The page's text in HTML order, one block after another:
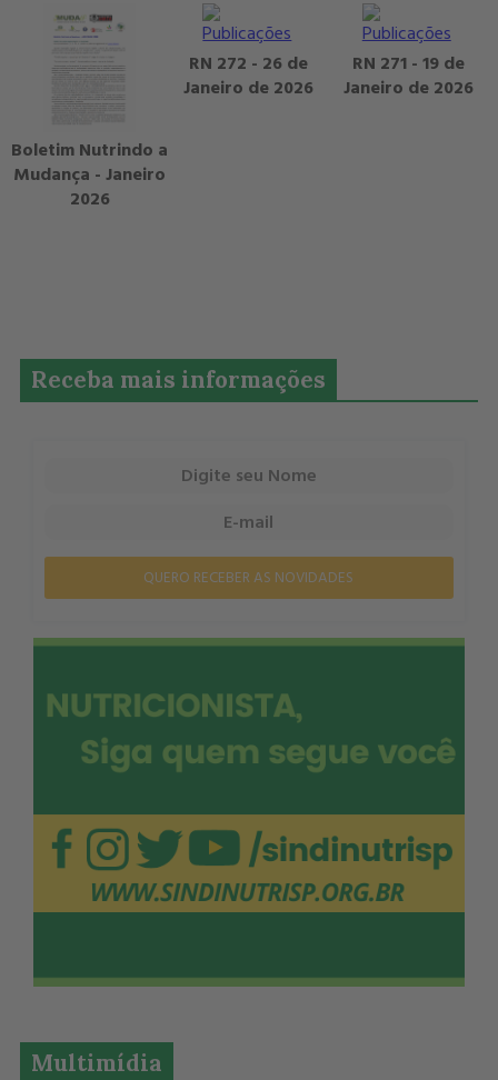
Boletim Nutrindo a
Mudança - Janeiro
2026
RN 272 - 26 de
Janeiro de 2026
RN 271 - 19 de
Janeiro de 2026
Receba mais informações
QUERO RECEBER AS NOVIDADES
Multimídia